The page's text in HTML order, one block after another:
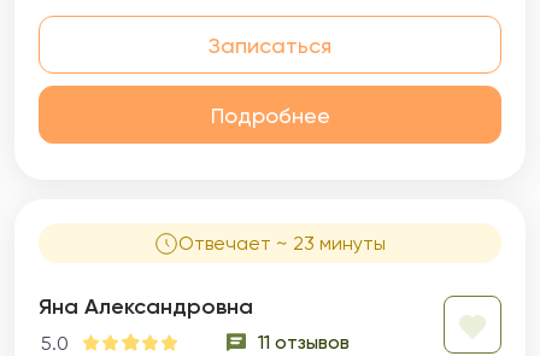
Записаться
Подробнее
Отвечает ~ 23 минуты
Яна Александровна
5.0 11 отзывов